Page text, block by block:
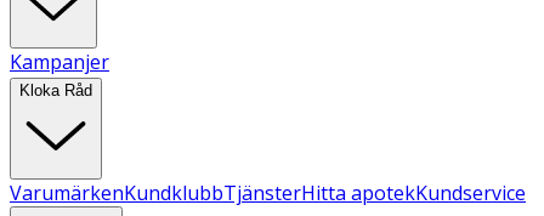
Kampanjer
Kloka Råd
VarumärkenKundklubbTjänsterHitta apotekKundservice